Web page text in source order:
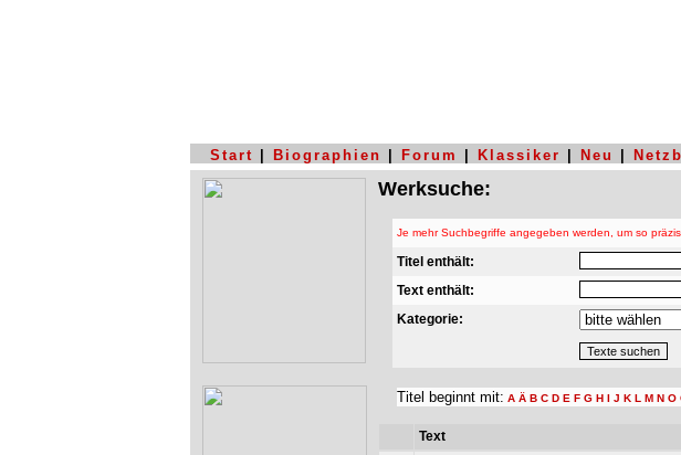
Start Biographien Forum Klassiker Neu
Werksuche:
Je mehr Suchbegriffe angegeben werden, um so
Titel enthält:
Text enthält:
Kategorie:
Titel beginnt mit: A Ä B C D E F G H I J K L M N O
Text